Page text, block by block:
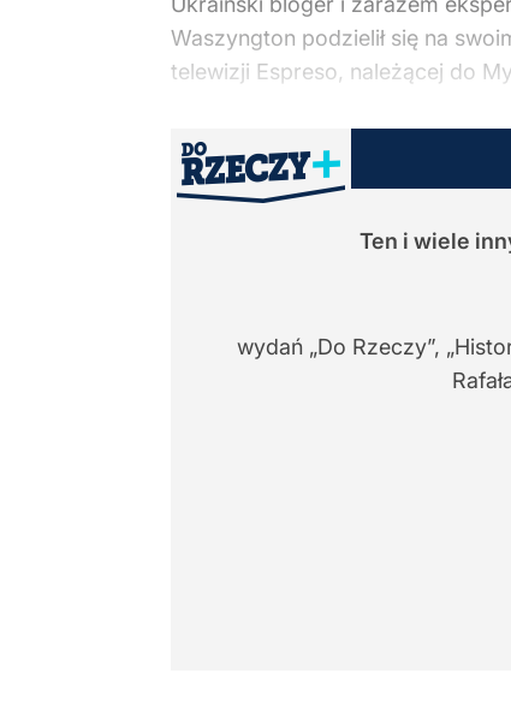
Waszyngton podzielił się na
telewizji Espreso, należącej do
Ten i wiele
wydań „Do Rzeczy”,